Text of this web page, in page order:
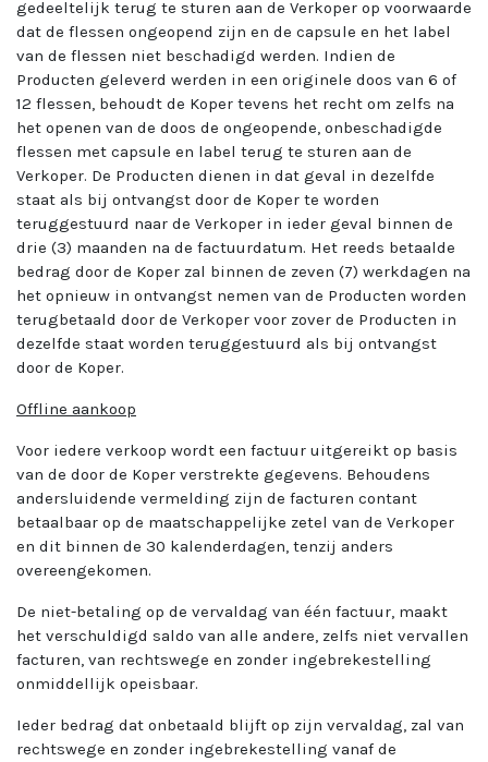
gedeeltelijk terug te sturen aan de Verkoper op voorwaarde
dat de flessen ongeopend zijn en de capsule en het label
van de flessen niet beschadigd werden. Indien de
Producten geleverd werden in een originele doos van 6 of
12 flessen, behoudt de Koper tevens het recht om zelfs na
het openen van de doos de ongeopende, onbeschadigde
flessen met capsule en label terug te sturen aan de
Verkoper. De Producten dienen in dat geval in dezelfde
staat als bij ontvangst door de Koper te worden
teruggestuurd naar de Verkoper in ieder geval binnen de
drie (3) maanden na de factuurdatum. Het reeds betaalde
bedrag door de Koper zal binnen de zeven (7) werkdagen na
het opnieuw in ontvangst nemen van de Producten worden
terugbetaald door de Verkoper voor zover de Producten in
dezelfde staat worden teruggestuurd als bij ontvangst
door de Koper.
Offline aankoop
Voor iedere verkoop wordt een factuur uitgereikt op basis
van de door de Koper verstrekte gegevens. Behoudens
andersluidende vermelding zijn de facturen contant
betaalbaar op de maatschappelijke zetel van de Verkoper
en dit binnen de 30 kalenderdagen, tenzij anders
overeengekomen.
De niet-betaling op de vervaldag van één factuur, maakt
het verschuldigd saldo van alle andere, zelfs niet vervallen
facturen, van rechtswege en zonder ingebrekestelling
onmiddellijk opeisbaar.
Ieder bedrag dat onbetaald blijft op zijn vervaldag, zal van
rechtswege en zonder ingebrekestelling vanaf de